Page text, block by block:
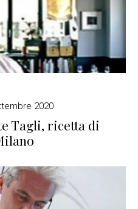
2020
Tagli, ricetta di